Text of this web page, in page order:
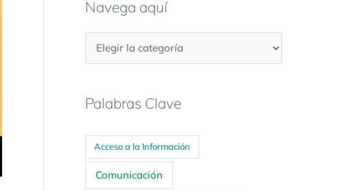
Navega aquí
Palabras Clave
Acceso a la Información
Comunicación